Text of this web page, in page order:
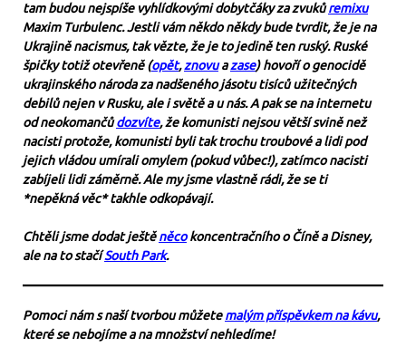
tam budou nejspíše vyhlídkovými dobytčáky za zvukůremixu
Maxim Turbulenc. Jestli vám někdo někdy bude tvrdit, že je na
Ukrajině nacismus, tak vězte, že je to jedině ten ruský. Ruské
špičky totiž otevřeně (opět,znovuazase) hovoří o genocidě
ukrajinského národa za nadšeného jásotu tisíců užitečných
debilů nejen v Rusku, ale i světě a u nás. A pak se na internetu
od neokomančůdozvíte, že komunisti nejsou větší svině než
nacisti protože, komunisti byli tak trochu troubové a lidi pod
jejich vládou umírali omylem (pokud vůbec!), zatímco nacisti
zabíjeli lidi záměrně. Ale my jsme vlastně rádi, že se ti
*nepěkná věc* takhle odkopávají.
Chtěli jsme dodat ještěněcokoncentračního o Číně a Disney,
ale na to stačíSouth Park.
Pomoci nám s naší tvorbou můžetemalým příspěvkem na kávu,
které se nebojíme a na množství nehledíme!